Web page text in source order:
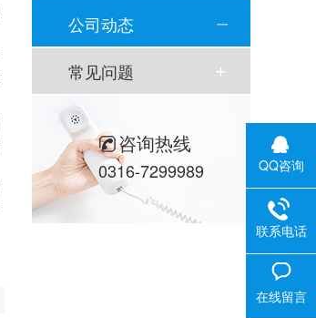
公司动态
常见问题
咨询热线
0316-7299989 QQ咨询
联系电话
在线留言